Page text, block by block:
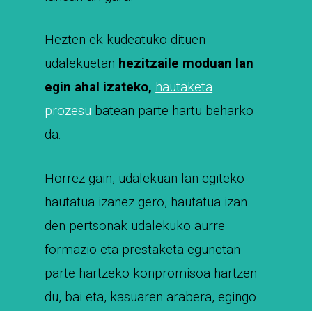
Hezten-ek kudeatuko dituen
udalekuetan hezitzaile moduan lan
egin ahal izateko, hautaketa
prozesu batean parte hartu beharko
da.
Horrez gain, udalekuan lan egiteko
hautatua izanez gero, hautatua izan
den pertsonak udalekuko aurre
formazio eta prestaketa egunetan
parte hartzeko konpromisoa hartzen
du, bai eta, kasuaren arabera, egingo